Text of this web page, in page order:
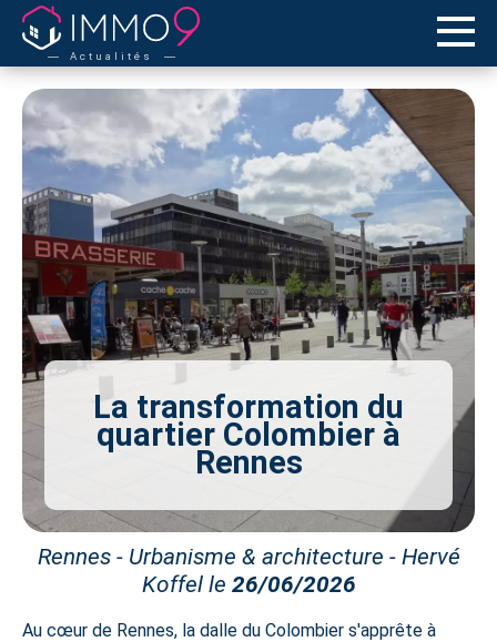
Actualités
La transformation du
quartier Colombier à
Rennes
Rennes - Urbanisme & architecture - Hervé
Koffel le 26/06/2026
Au cœur de Rennes, la dalle du Colombier s'apprête à